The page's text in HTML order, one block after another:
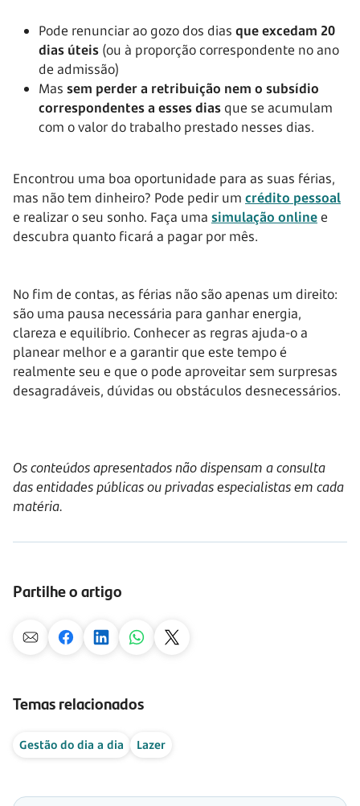
Pode renunciar ao gozo dos dias que excedam 20
dias úteis (ou à proporção correspondente no ano
de admissão)
Mas sem perder a retribuição nem o subsídio
correspondentes a esses dias que se acumulam
com o valor do trabalho prestado nesses dias.
Encontrou uma boa oportunidade para as suas férias,
mas não tem dinheiro? Pode pedir um crédito pessoal
e realizar o seu sonho. Faça uma simulação onlinee
descubra quanto ficará a pagar por mês.
No fim de contas, as férias não são apenas um direito:
são uma pausa necessária para ganhar energia,
clareza e equilíbrio. Conhecer as regras ajuda-o a
planear melhor e a garantir que este tempo é
realmente seu e que o pode aproveitar sem surpresas
desagradáveis, dúvidas ou obstáculos desnecessários.
Os conteúdos apresentados não dispensam a consulta
das entidades públicas ou privadas especialistas em cada
matéria.
Partilhe o artigo
Temas relacionados
Gestão do dia a dia Lazer